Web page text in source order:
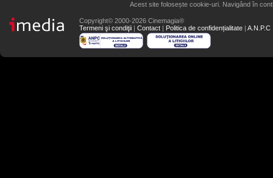
Acest site folosește cookie-uri. Navigând în
Copyright© 2000-2026 Cinemagia®
Termeni şi condiţii | Contact | Politica de confidențialitate | A.N.P.C